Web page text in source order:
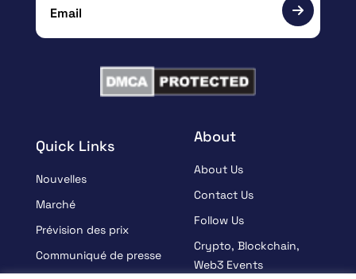
Quick Links
Nouvelles
Marché
Prévision des prix
Communiqué de presse
About
About Us
Contact Us
Follow Us
Crypto, Blockchain,
Web3 Events